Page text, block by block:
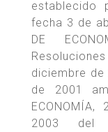
establecido
fecha 3 de
DE
diciembre
de 2001
2003 del